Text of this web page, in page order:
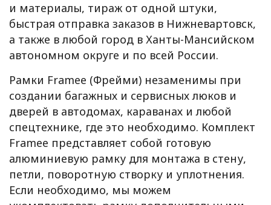
и материалы, тираж от одной штуки,
быстрая отправка заказов в Нижневартовск,
а также в любой город в Ханты-Мансийском
автономном округе и по всей России.
Рамки Framee (Фрейми) незаменимы при
создании багажных и сервисных люков и
дверей в автодомах, караванах и любой
спецтехнике, где это необходимо. Комплект
Framee представляет собой готовую
алюминиевую рамку для монтажа в стену,
петли, поворотную створку и уплотнения.
Если необходимо, мы можем